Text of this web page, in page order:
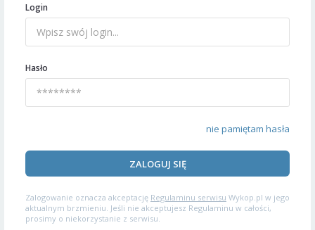
Login
Hasło
nie pamiętam hasła
ZALOGUJ SIĘ
Zalogowanie oznacza akceptację Regulaminu serwisu Wykop.pl w jego
aktualnym brzmieniu. Jeśli nie akceptujesz Regulaminu w całości,
prosimy o niekorzystanie z serwisu.